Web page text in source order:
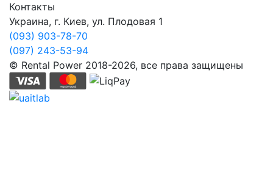
Контакты
Украина, г. Киев, ул. Плодовая 1
(093) 903-78-70
(097) 243-53-94
© Rental Power 2018-2026, все права защищены